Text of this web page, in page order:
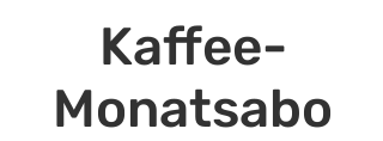
Kaffee-
Monatsabo